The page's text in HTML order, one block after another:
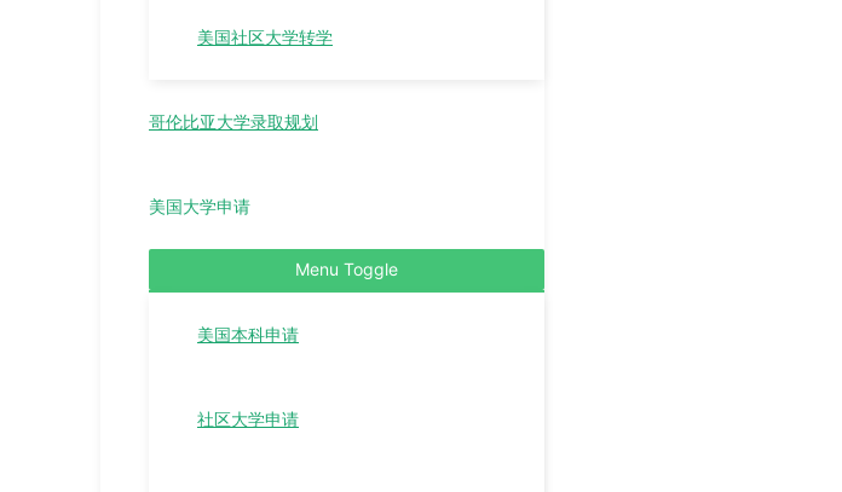
美国社区大学转学
哥伦比亚大学录取规划
美国大学申请
Menu Toggle
美国本科申请
社区大学申请